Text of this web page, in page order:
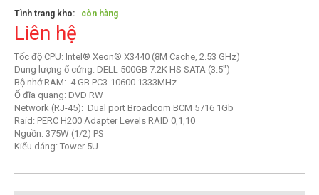
Tình trang kho: còn hàng
Liên hệ
Tốc độ CPU: Intel® Xeon® X3440 (8M Cache, 2.53 GHz)
Dung lượng ổ cứng: DELL 500GB 7.2K HS SATA (3.5")
Bộ nhớ RAM: 4 GB PC3-10600 1333MHz
Ổ đĩa quang: DVD RW
Network (RJ-45): Dual port Broadcom BCM 5716 1Gb
Raid: PERC H200 Adapter Levels RAID 0,1,10
Nguồn: 375W (1/2) PS
Kiểu dáng: Tower 5U